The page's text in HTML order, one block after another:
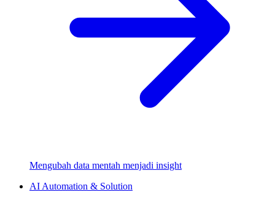
Mengubah data mentah menjadi insight
AI Automation & Solution